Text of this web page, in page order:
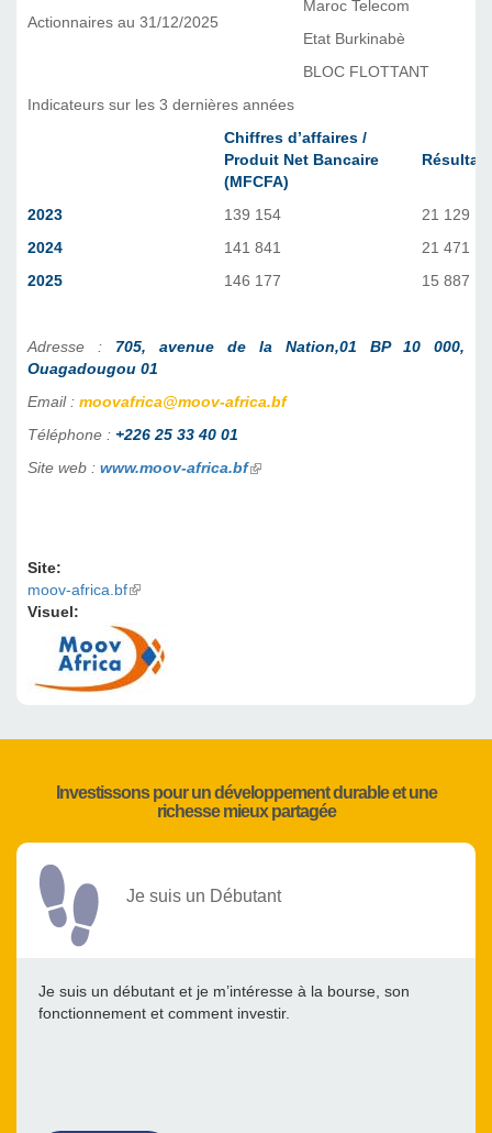
Actionnaires au 31/12/2025
Maroc Telecom
Etat Burkinabè
BLOC FLOTTANT
Indicateurs sur les 3 dernières années
Chiffres d’affaires /
Produit Net Bancaire
(MFCFA)
Résultat
2023 139 154
21 129
2024
141 841
21 471
2025
146 177 15 887
Adresse : 705, avenue de la Nation,01 BP 10 000,
Ouagadougou 01
Email : moovafrica@moov-africa.bf
Téléphone : +226 25 33 40 01
Site web : www.moov-africa.bf(link is external)
Site:
moov-africa.bf(link is external)
Visuel:
Investissons pour un développement durable et une
richesse mieux partagée
Je suis un Débutant
Je suis un débutant et je m’intéresse à la bourse, son
fonctionnement et comment investir.